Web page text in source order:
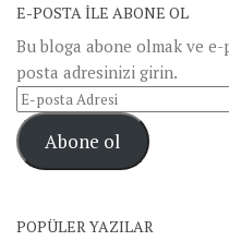
E-POSTA ILE ABONE OL
Bu bloga abone olmak ve
posta adresinizi girin.
E-
posta
AdresiAbone ol
POPÜLER YAZILAR